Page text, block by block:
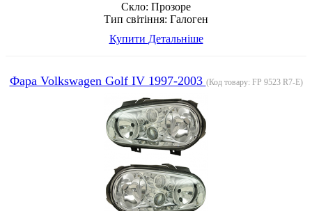
Скло: Прозоре
Тип світіння: Галоген
Купити Детальніше
Фара Volkswagen Golf IV 1997-2003 (Код товару: FP 9523 R7-E)